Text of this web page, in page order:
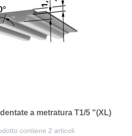
a metratura T1/5 "(XL)
contiene 2 articoli.